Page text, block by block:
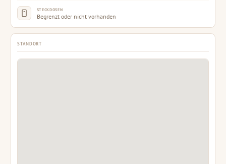
STECKDOSEN
Begrenzt oder nicht vorhanden
STANDORT